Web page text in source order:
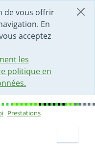
de vous offrir
En
acceptez
les
politique en
Prestations